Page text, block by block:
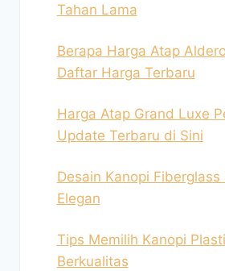
Tahan Lama
Berapa Harga Atap
Daftar Harga Terbaru
Harga Atap Grand Luxe
Update Terbaru di Sini
Desain Kanopi Fiberglass
Elegan
Tips Memilih Kanopi
Berkualitas